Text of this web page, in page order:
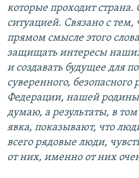
которые проходит страна.
ситуацией. Связано с
прямом смысле этого
защищать интересы
и создавать будущее для
суверенного, безопасного
Федерации, нашей
думаю, а результаты, в
явка, показывают, что
всего рядовые люди,
от них, именно от них